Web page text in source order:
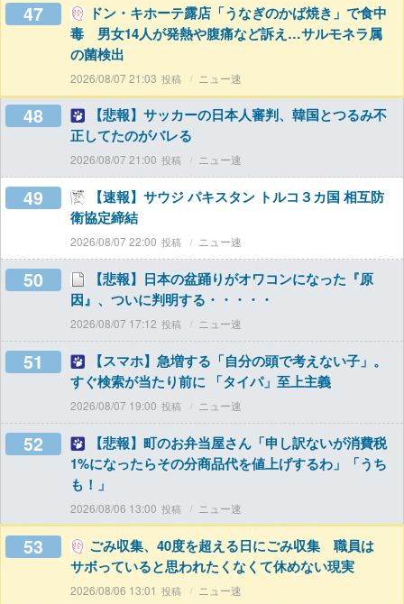
47
ドン・キホーテ露店「うなぎのかば焼き」で食中
毒 男女14人が発熱や腹痛など訴え…サルモネラ属
の菌検出
2026/08/07 21:03 ニュー速
48
【悲報】サッカーの日本人審判、韓国とつるみ不
正してたのがバレる
2026/08/07 21:00 ニュー速
49
【速報】サウジ パキスタン トルコ３カ国 相互防
衛協定締結
2026/08/07 22:00 ニュー速
50
【悲報】日本の盆踊りがオワコンになった『原
因』、ついに判明する・・・・・
2026/08/07 17:12 ニュー速
51
【スマホ】急増する「自分の頭で考えない子」。
すぐ検索が当たり前に 「タイパ」至上主義
2026/08/07 19:00 ニュー速
52
【悲報】町のお弁当屋さん「申し訳ないが消費税
1%になったらその分商品代を値上げするわ」「うち
も！」
2026/08/06 13:00 ニュー速
53
ごみ収集、40度を超える日にごみ収集 職員は
サボっていると思われたくなくて休めない現実
2026/08/06 13:01 ニュー速